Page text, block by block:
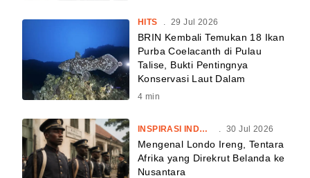
HITS . 29 Jul 2026
BRIN Kembali Temukan 18 Ikan
Purba Coelacanth di Pulau
Talise, Bukti Pentingnya
Konservasi Laut Dalam
4 min
INSPIRASI INDONESIA 30 Jul 2026
Mengenal Londo Ireng, Tentara
Afrika yang Direkrut Belanda ke
Nusantara